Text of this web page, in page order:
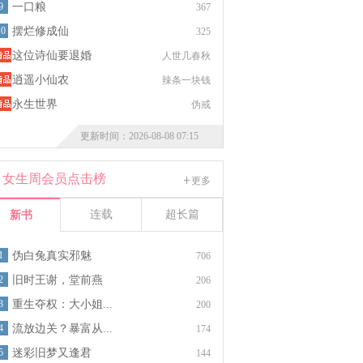
367
一口粮
325
摆烂修成仙
人世几春秋
这位诗仙要退婚
辣条一块钱
逍遥小仙农
伪戒
永生世界
更新时间：2026-08-08 07:15
更多
女生周会员点击榜
新书 连载 超长篇
706
1 伪白兔真实邪魅
206
旧时王谢，堂前燕
200
重生夺权：大小姐...
174
流放边关？暴富从...
144
迷彩旧梦又逢君